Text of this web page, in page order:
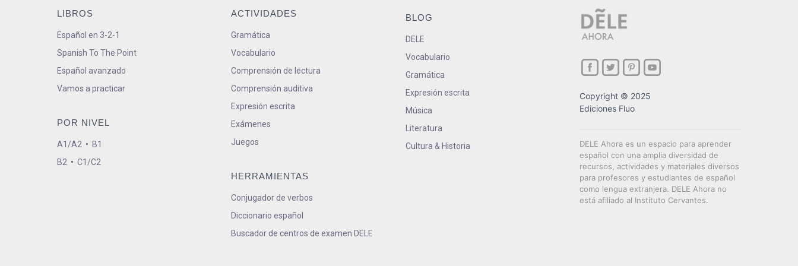
LIBROS
Español en 3-2-1
Spanish To The Point
Español avanzado
Vamos a practicar
POR NIVEL
A1/A2 • B1
B2 • C1/C2
ACTIVIDADES
Gramática
Vocabulario
Comprensión de lectura
Comprensión auditiva
Expresión escrita
Exámenes
Juegos
HERRAMIENTAS
Conjugador de verbos
Diccionario español
Buscador de centros de examen DELE
BLOG
DELE
Vocabulario
Gramática
Expresión escrita
Música
Literatura
Cultura & Historia
Copyright © 2025
Ediciones Fluo
DELE Ahora es un espacio para aprender
español con una amplia diversidad de
recursos, actividades y materiales diversos
para profesores y estudiantes de español
como lengua extranjera. DELE Ahora no
está afiliado al Instituto Cervantes.